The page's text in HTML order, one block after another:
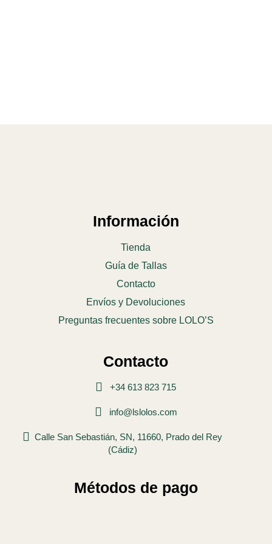
Información
Tienda
Guía de Tallas
Contacto
Envíos y Devoluciones
Preguntas frecuentes sobre LOLO’S
Contacto
+34 613 823 715
info@lslolos.com
Calle San Sebastián, SN, 11660, Prado del Rey
(Cádiz)
Métodos de pago